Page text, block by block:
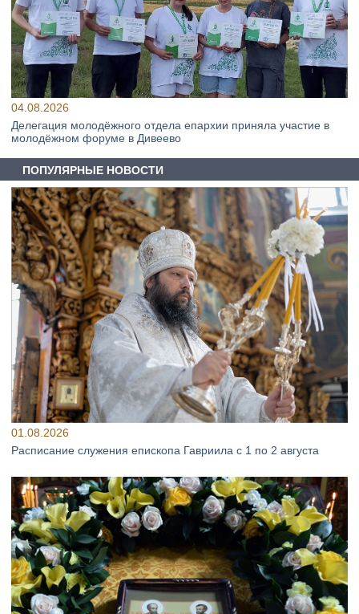
04.08.2026
Делегация молодёжного отдела епархии приняла участие в
молодёжном форуме в Дивеево
ПОПУЛЯРНЫЕ НОВОСТИ
01.08.2026
Расписание служения епископа Гавриила с 1 по 2 августа